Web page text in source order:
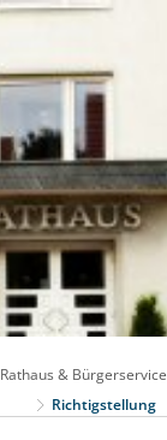
Rathaus & Bürgerservice
Richtigstellung